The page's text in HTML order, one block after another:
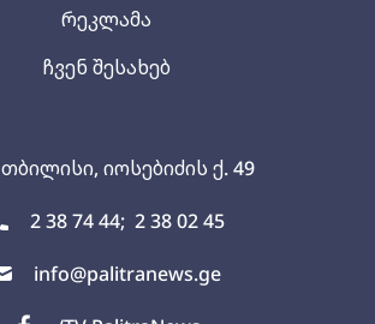
თბილისი, იოსებიძის ქ. 49
2 38 74 44; 2 38 02 45
info@palitranews.ge
რეკლამა
ჩვენ შესახებ